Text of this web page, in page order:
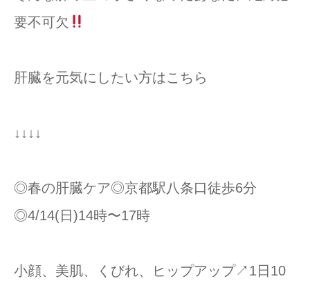
要不可欠
肝臓を元気にしたい方はこちら
↓↓↓↓
◎春の肝臓ケア◎京都駅八条口徒歩6分
◎4/14(日)14時〜17時
小顔、美肌、くびれ、ヒップアップ↗︎1日10